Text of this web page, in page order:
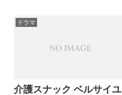
ドラマ
介護スナック ベルサイユ